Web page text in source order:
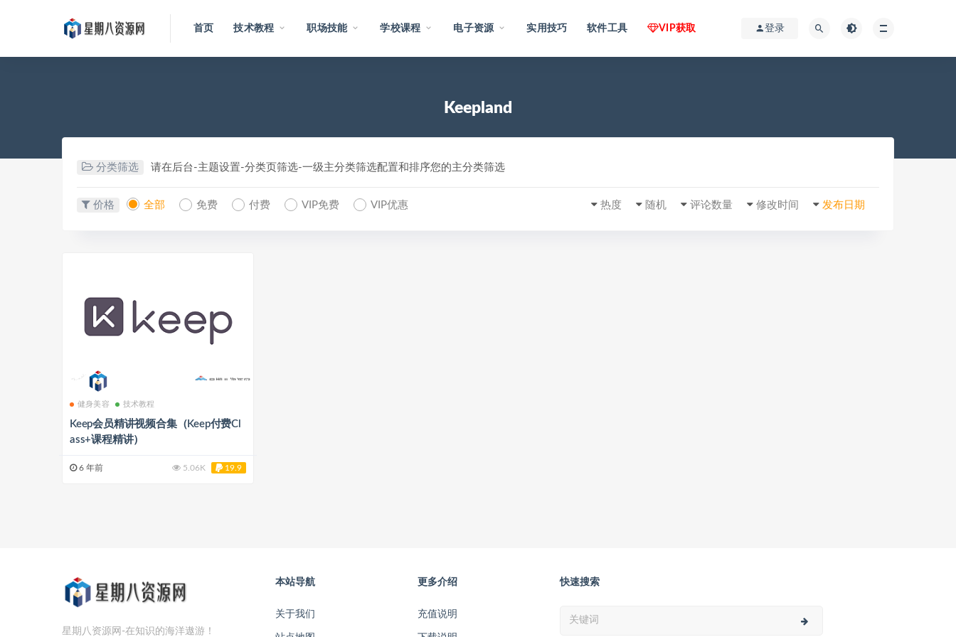
首页 技术教程 职场技能 学校课程 电子资源 实用技巧 软件工具 VIP获取 登录
Keepland
分类筛选 请在后台-主题设置-分类页筛选-一级主分类筛选配置和排序您的主分类筛选
价格 全部 免费 付费 VIP免费 VIP优惠 发布日期
修改时间
评论数量
随机
热度
健身美容 技术教程
Keep会员精讲视频合集（Keep付费Cl
ass+课程精讲）
6 年前 5.06K 19.9
星期八资源网-在知识的海洋遨游！
本站导航
关于我们
更多介绍
充值说明
快速搜索